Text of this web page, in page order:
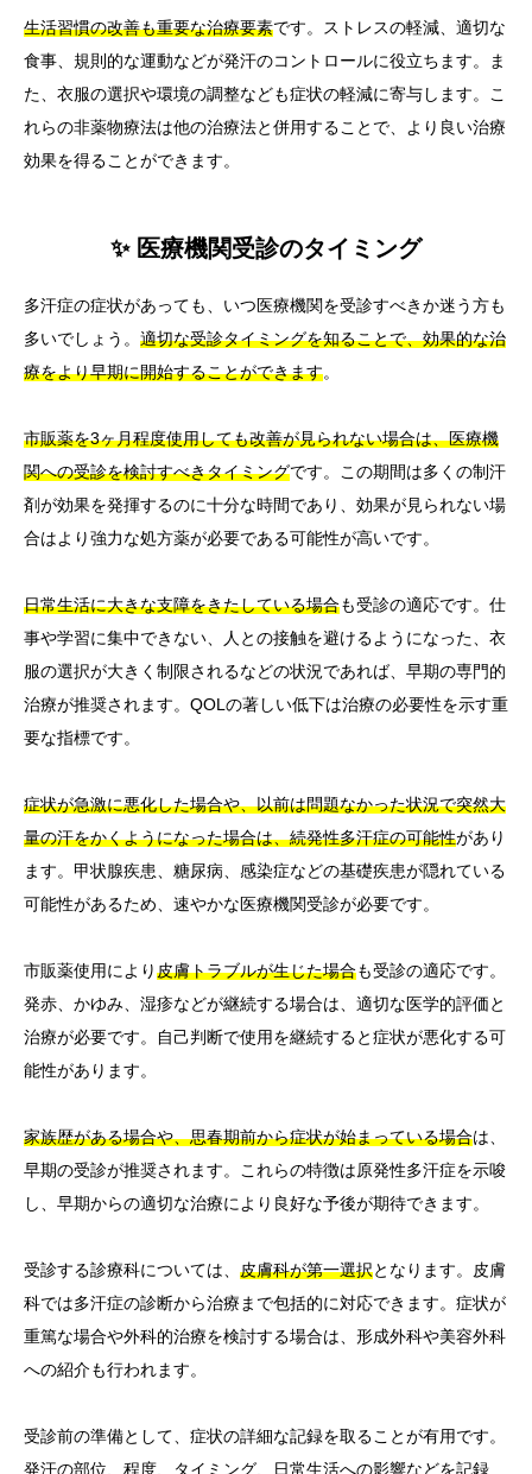
生活習慣の改善も重要な治療要素です。ストレスの軽減、適切な
食事、規則的な運動などが発汗のコントロールに役立ちます。ま
た、衣服の選択や環境の調整なども症状の軽減に寄与します。こ
れらの非薬物療法は他の治療法と併用することで、より良い治療
効果を得ることができます。
✨ 医療機関受診のタイミング
多汗症の症状があっても、いつ医療機関を受診すべきか迷う方も
多いでしょう。 適切な受診タイミングを知ることで、効果的な治
療をより早期に開始することができます。
市販薬を3ヶ月程度使用しても改善が見られない場合は、医療機
関への受診を検討すべきタイミングです。この期間は多くの制汗
剤が効果を発揮するのに十分な時間であり、効果が見られない場
合はより強力な処方薬が必要である可能性が高いです。
日常生活に大きな支障をきたしている場合も受診の適応です。仕
事や学習に集中できない、人との接触を避けるようになった、衣
服の選択が大きく制限されるなどの状況であれば、早期の専門的
治療が推奨されます。QOLの著しい低下は治療の必要性を示す重
要な指標です。
症状が急激に悪化した場合や、以前は問題なかった状況で突然大
量の汗をかくようになった場合は、続発性多汗症の可能性があり
ます。甲状腺疾患、糖尿病、感染症などの基礎疾患が隠れている
可能性があるため、速やかな医療機関受診が必要です。
市販薬使用により皮膚トラブルが生じた場合も受診の適応です。
発赤、かゆみ、湿疹などが継続する場合は、適切な医学的評価と
治療が必要です。自己判断で使用を継続すると症状が悪化する可
能性があります。
家族歴がある場合や、思春期前から症状が始まっている場合は、
早期の受診が推奨されます。これらの特徴は原発性多汗症を示唆
し、早期からの適切な治療により良好な予後が期待できます。
受診する診療科については、 皮膚科が第一選択となります。皮膚
科では多汗症の診断から治療まで包括的に対応できます。症状が
重篤な場合や外科的治療を検討する場合は、形成外科や美容外科
への紹介も行われます。
受診前の準備として、症状の詳細な記録を取ることが有用です。
発汗の部位、程度、タイミング、日常生活への影響などを記録